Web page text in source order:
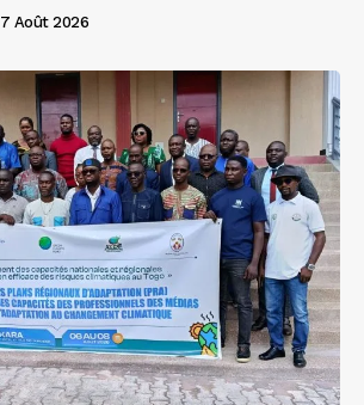
7 Août 2026